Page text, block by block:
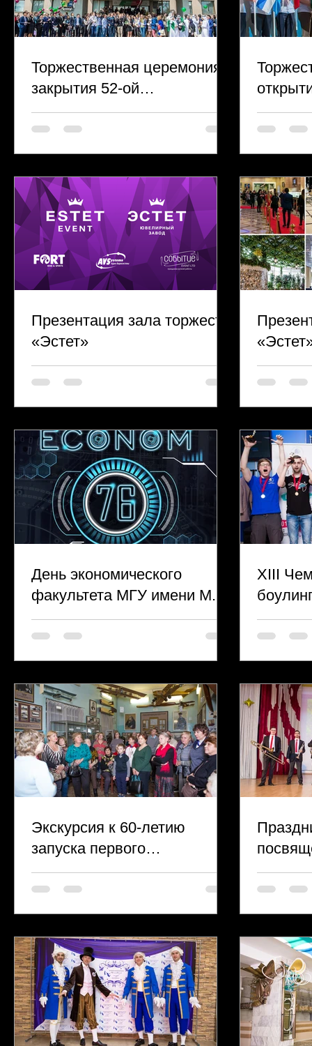
Торжественная церемония
закрытия 52-ой
Международной
Менделеевской Олимпиады
по Химии
по
Презентация зала торжеств
«Эстет»
День экономического
факультета МГУ имени М.В.
Ломоносова
XIII
Экскурсия к 60-летию
запуска первого
искусственного спутника
Земли